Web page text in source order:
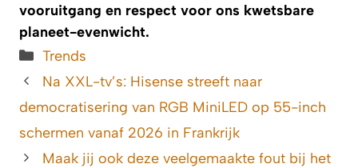
vooruitgang en respect voor ons kwetsbare
planeet-evenwicht.
Categorieën
Trends
Na XXL-tv’s: Hisense streeft naar
democratisering van RGB MiniLED op 55-inch
schermen vanaf 2026 in Frankrijk
Maak jij ook deze veelgemaakte fout bij het